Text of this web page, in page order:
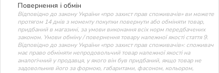
Повернення і обмін
Відповідно до закону України «про захист прав споживачів» ви можете
протягом 14 днів з моменту покупки повернути або обміняти товар,
придбаний в магазині, за умови виконання всіх норм передбачених
законом. Умови обміну / повернення товару належної якості стаття 9.
Відповідно до закону України «про захист прав споживачів»: споживач
має право обміняти непродовольчий товар належної якості на
аналогічний у продавця, у якого він був придбаний, якщо товар не
задовольнив його за формою, габаритами, фасоном, кольором,